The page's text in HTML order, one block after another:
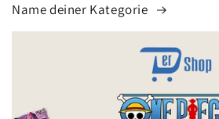
Name deiner Kategorie